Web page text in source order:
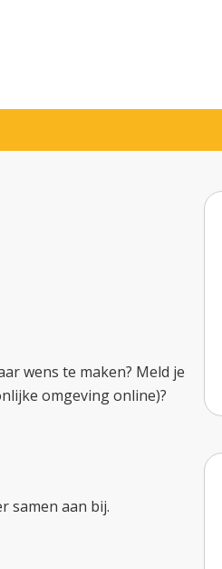
wens te maken? Meld je
omgeving online)?
samen aan bij.